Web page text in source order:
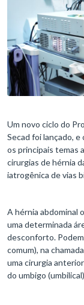
Um novo ciclo do
Secad foi lançado,
os principais temas
cirurgias de hérnia
iatrogênica de vias
A hérnia abdominal
uma determinada
desconforto.
comum), na
uma cirurgia
do umbigo